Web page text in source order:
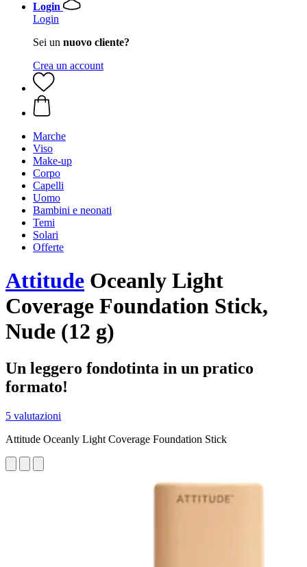
Login
Login
Sei un nuovo cliente?
Crea un account
Marche
Viso
Make-up
Corpo
Capelli
Uomo
Bambini e neonati
Temi
Solari
Offerte
Attitude Oceanly Light
Coverage Foundation Stick,
Nude (12 g)
Un leggero fondotinta in un pratico
formato!
5 valutazioni
Attitude Oceanly Light Coverage Foundation Stick